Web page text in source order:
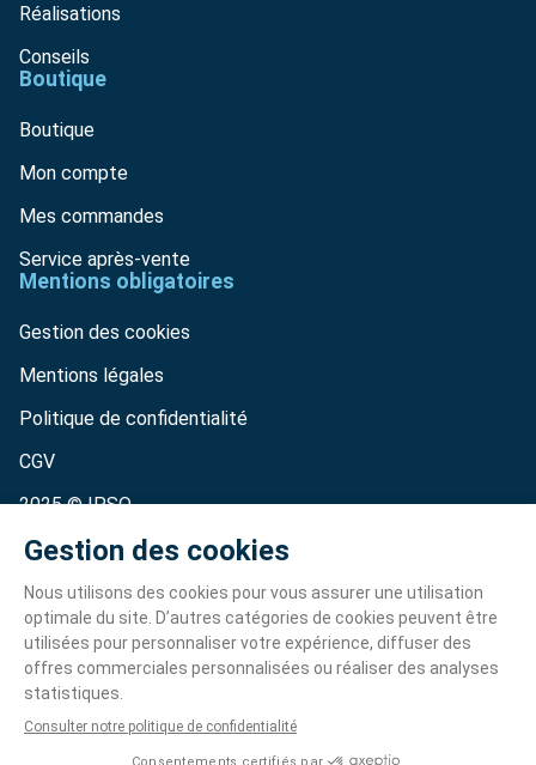
Réalisations
Conseils
Boutique
Boutique
Mon compte
Mes commandes
Service après-vente
Mentions obligatoires
Gestion des cookies
Mentions légales
Politique de confidentialité
CGV
2025 © IPSO